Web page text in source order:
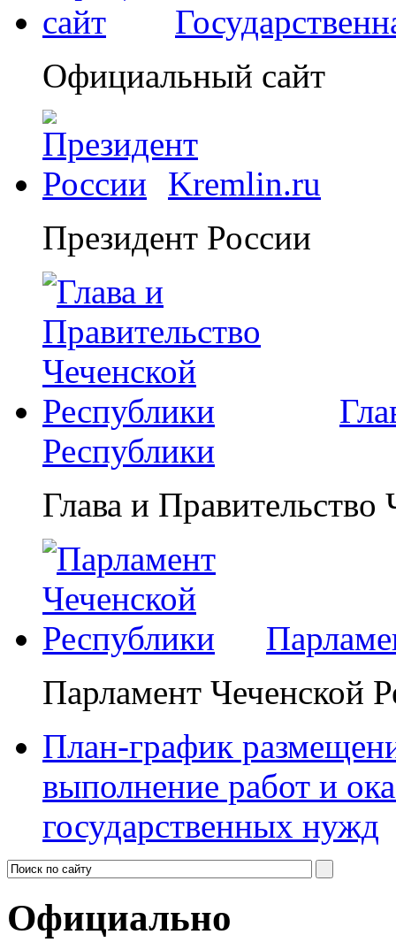
Официальный сайт
Kremlin.ru
Президент России
Республики
Глава и
Парламент Чеченской
План-график
выполнение работ и
государственных нужд
Официально